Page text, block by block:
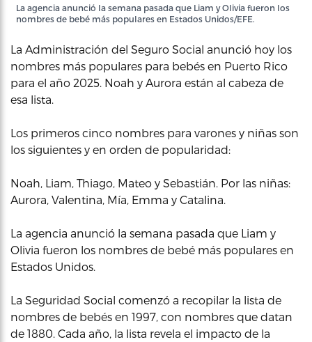
La agencia anunció la semana pasada que Liam y Olivia fueron los
nombres de bebé más populares en Estados Unidos/EFE.
La Administración del Seguro Social anunció hoy los
nombres más populares para bebés en Puerto Rico
para el año 2025. Noah y Aurora están al cabeza de
esa lista.
Los primeros cinco nombres para varones y niñas son
los siguientes y en orden de popularidad:
Noah, Liam, Thiago, Mateo y Sebastián. Por las niñas:
Aurora, Valentina, Mía, Emma y Catalina.
La agencia anunció la semana pasada que Liam y
Olivia fueron los nombres de bebé más populares en
Estados Unidos.
La Seguridad Social comenzó a recopilar la lista de
nombres de bebés en 1997, con nombres que datan
de 1880. Cada año, la lista revela el impacto de la